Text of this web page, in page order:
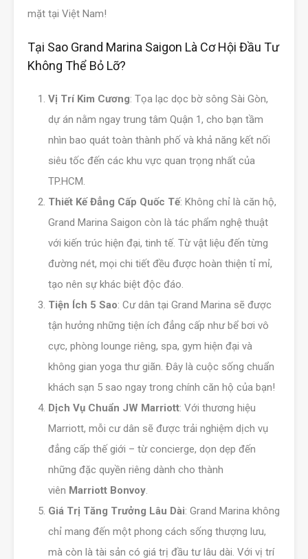
mặt tại Việt Nam!
Tại Sao Grand Marina Saigon Là Cơ Hội Đầu Tư
Không Thể Bỏ Lỡ?
Vị Trí Kim Cương: Tọa lạc dọc bờ sông Sài Gòn,
dự án nằm ngay trung tâm Quận 1, cho bạn tầm
nhìn bao quát toàn thành phố và khả năng kết nối
siêu tốc đến các khu vực quan trọng nhất của
TP.HCM.
Thiết Kế Đẳng Cấp Quốc Tế: Không chỉ là căn hộ,
Grand Marina Saigon còn là tác phẩm nghệ thuật
với kiến trúc hiện đại, tinh tế. Từ vật liệu đến từng
đường nét, mọi chi tiết đều được hoàn thiện tỉ mỉ,
tạo nên sự khác biệt độc đáo.
Tiện Ích 5 Sao: Cư dân tại Grand Marina sẽ được
tận hưởng những tiện ích đẳng cấp như bể bơi vô
cực, phòng lounge riêng, spa, gym hiện đại và
không gian yoga thư giãn. Đây là cuộc sống chuẩn
khách sạn 5 sao ngay trong chính căn hộ của bạn!
Dịch Vụ Chuẩn JW Marriott: Với thương hiệu
Marriott, mỗi cư dân sẽ được trải nghiệm dịch vụ
đẳng cấp thế giới – từ concierge, dọn dẹp đến
những đặc quyền riêng dành cho thành
viên Marriott Bonvoy.
Giá Trị Tăng Trưởng Lâu Dài: Grand Marina không
chỉ mang đến một phong cách sống thượng lưu,
mà còn là tài sản có giá trị đầu tư lâu dài. Với vị trí